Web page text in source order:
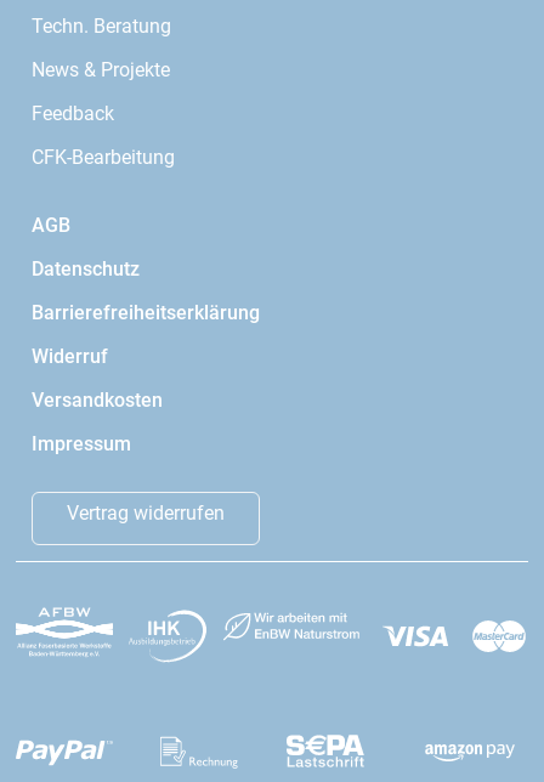
Techn. Beratung
News & Projekte
Feedback
CFK-Bearbeitung
AGB
Datenschutz
Barrierefreiheitserklärung
Widerruf
Versandkosten
Impressum
Vertrag widerrufen